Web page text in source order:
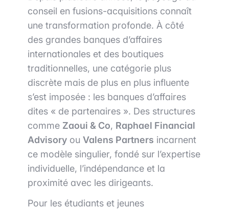
conseil en fusions-acquisitions connaît
une transformation profonde. À côté
des grandes banques d’affaires
internationales et des boutiques
traditionnelles, une catégorie plus
discrète mais de plus en plus influente
s’est imposée : les banques d’affaires
dites « de partenaires ». Des structures
comme Zaoui & Co, Raphael Financial
Advisory ou Valens Partners incarnent
ce modèle singulier, fondé sur l’expertise
individuelle, l’indépendance et la
proximité avec les dirigeants.
Pour les étudiants et jeunes